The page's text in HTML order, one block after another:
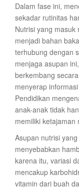
Dalam fase ini,
sekadar rutinitas
Nutrisi yang masuk
menjadi bahan
terhubung dengan
menjaga asupan
berkembang
menyerap
Pendidikan
anak-anak tidak
memiliki ketajaman
Asupan nutrisi
menyebabkan
karena itu, variasi
mencakup
vitamin dari buah